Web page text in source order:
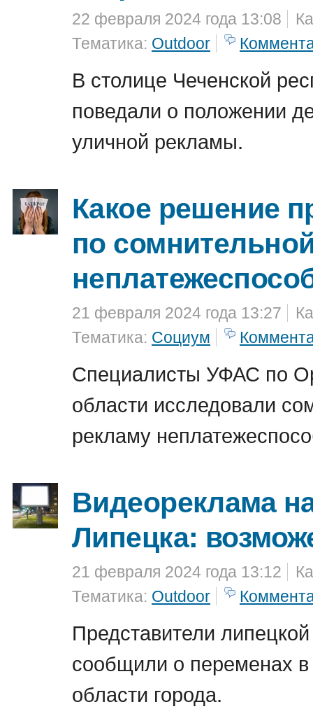
22 февраля 2024 года 13:08
Тематика: Outdoor
В столице Чеченской
поведали о положении
уличной рекламы.
Какое решение
по
21 февраля 2024 года 13:27
Тематика: Социум
Специалисты УФАС по
области исследовали
рекламу
Видеореклама
Липецка:
21 февраля 2024 года 13:12
Тематика: Outdoor
Представители
сообщили о переменах
области города.